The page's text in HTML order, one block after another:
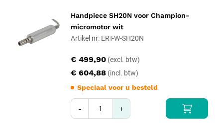
Handpiece SH20N voor Champion-
micromotor wit
Artikel nr: ERT-W-SH20N
€ 604,88
€ 499,90
Speciaal voor u besteld
- +